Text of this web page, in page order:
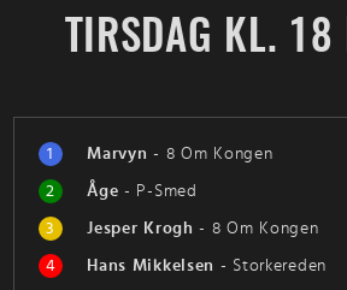
TIRSDAG KL. 18
1 Marvyn - 8 Om Kongen
2
Åge - P-Smed
3
Jesper Krogh - 8 Om Kongen
4
Hans Mikkelsen - Storkereden